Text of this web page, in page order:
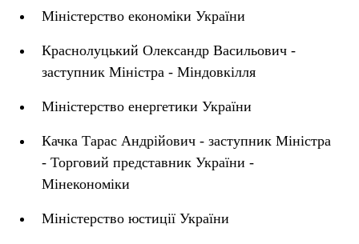
Міністерство економіки України
Краснолуцький Олександр Васильович -
заступник Міністра - Міндовкілля
Міністерство енергетики України
Качка Тарас Андрійович - заступник Міністра
- Торговий представник України -
Мінекономіки
Міністерство юстиції України